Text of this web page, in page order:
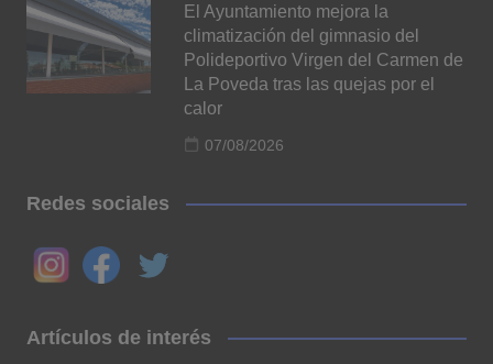
El Ayuntamiento mejora la
climatización del gimnasio del
Polideportivo Virgen del Carmen de
La Poveda tras las quejas por el
calor
07/08/2026
Redes sociales
Artículos de interés